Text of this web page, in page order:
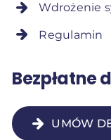
Wdrożenie
Regulamin
Bezpłatne
UMÓW